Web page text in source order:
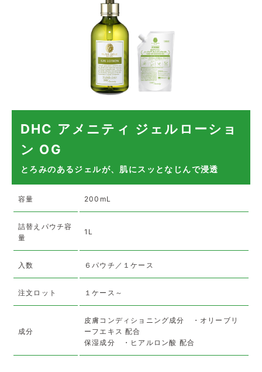
DHC アメニティ ジェルローショ
ン OG
とろみのあるジェルが、肌にスッとなじんで浸透
容量 200mL
詰替えパウチ容
量
1L
入数 ６パウチ／１ケース
注文ロット １ケース～
成分
皮膚コンディショニング成分 ・オリーブリ
ーフエキス 配合
保湿成分 ・ヒアルロン酸 配合